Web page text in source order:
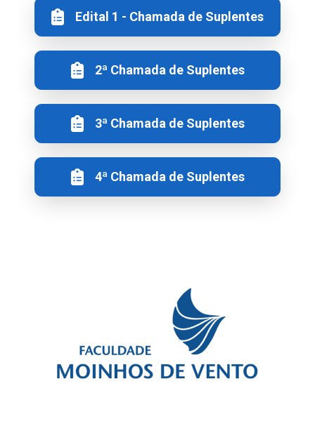
Edital 1 - Chamada de Suplentes
2ª Chamada de Suplentes
3ª Chamada de Suplentes
4ª Chamada de Suplentes